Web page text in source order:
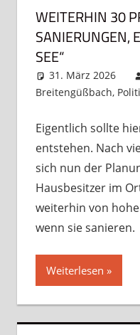
WEITERHIN 30
SANIERUNGEN,
EE“
31. März 2026
Breitengüßbach,
Eigentlich sollte
entstehen. Nach
sich nun der
Hausbesitzer im
weiterhin von
wenn sie sanieren.
Weiterlesen